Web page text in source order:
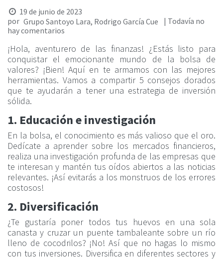
19 de junio de 2023
por Grupo Santoyo Lara, Rodrigo García Cue
| Todavía no
hay comentarios
¡Hola, aventurero de las finanzas! ¿Estás listo para
conquistar el emocionante mundo de la bolsa de
valores? ¡Bien! Aquí en te armamos con las mejores
herramientas. Vamos a compartir 5 consejos dorados
que te ayudarán a tener una estrategia de inversión
sólida.
1. Educación e investigación
En la bolsa, el conocimiento es más valioso que el oro.
Dedícate a aprender sobre los mercados financieros,
realiza una investigación profunda de las empresas que
te interesan y mantén tus oídos abiertos a las noticias
relevantes. ¡Así evitarás a los monstruos de los errores
costosos!
2. Diversificación
¿Te gustaría poner todos tus huevos en una sola
canasta y cruzar un puente tambaleante sobre un río
lleno de cocodrilos? ¡No! Así que no hagas lo mismo
con tus inversiones. Diversifica en diferentes sectores y